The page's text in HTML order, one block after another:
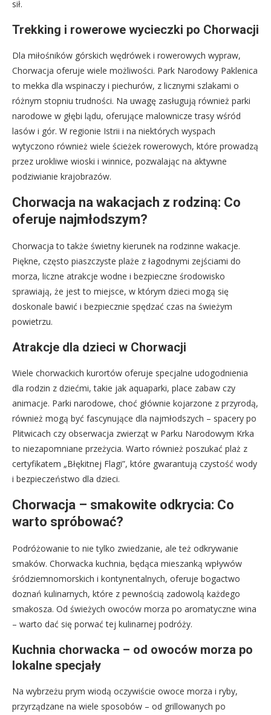
sił.
Trekking i rowerowe wycieczki po Chorwacji
Dla miłośników górskich wędrówek i rowerowych wypraw,
Chorwacja oferuje wiele możliwości. Park Narodowy Paklenica
to mekka dla wspinaczy i piechurów, z licznymi szlakami o
różnym stopniu trudności. Na uwagę zasługują również parki
narodowe w głębi lądu, oferujące malownicze trasy wśród
lasów i gór. W regionie Istrii i na niektórych wyspach
wytyczono również wiele ścieżek rowerowych, które prowadzą
przez urokliwe wioski i winnice, pozwalając na aktywne
podziwianie krajobrazów.
Chorwacja na wakacjach z rodziną: Co
oferuje najmłodszym?
Chorwacja to także świetny kierunek na rodzinne wakacje.
Piękne, często piaszczyste plaże z łagodnymi zejściami do
morza, liczne atrakcje wodne i bezpieczne środowisko
sprawiają, że jest to miejsce, w którym dzieci mogą się
doskonale bawić i bezpiecznie spędzać czas na świeżym
powietrzu.
Atrakcje dla dzieci w Chorwacji
Wiele chorwackich kurortów oferuje specjalne udogodnienia
dla rodzin z dziećmi, takie jak aquaparki, place zabaw czy
animacje. Parki narodowe, choć głównie kojarzone z przyrodą,
również mogą być fascynujące dla najmłodszych – spacery po
Plitwicach czy obserwacja zwierząt w Parku Narodowym Krka
to niezapomniane przeżycia. Warto również poszukać plaż z
certyfikatem „Błękitnej Flagi”, które gwarantują czystość wody
i bezpieczeństwo dla dzieci.
Chorwacja – smakowite odkrycia: Co
warto spróbować?
Podróżowanie to nie tylko zwiedzanie, ale też odkrywanie
smaków. Chorwacka kuchnia, będąca mieszanką wpływów
śródziemnomorskich i kontynentalnych, oferuje bogactwo
doznań kulinarnych, które z pewnością zadowolą każdego
smakosza. Od świeżych owoców morza po aromatyczne wina
– warto dać się porwać tej kulinarnej podróży.
Kuchnia chorwacka – od owoców morza po
lokalne specjały
Na wybrzeżu prym wiodą oczywiście owoce morza i ryby,
przyrządzane na wiele sposobów – od grillowanych po